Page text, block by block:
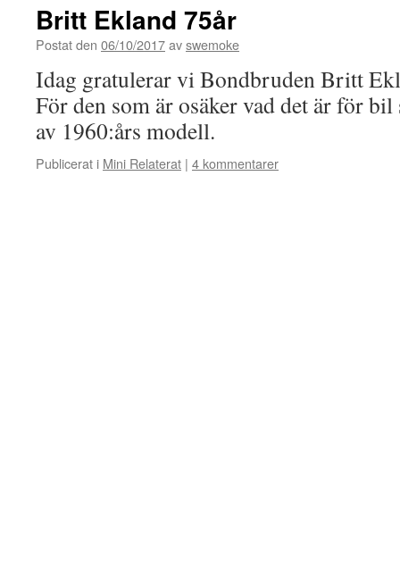
Britt Ekland 75år
Postat den 06/10/2017avswemoke
Idag gratulerar vi Bondbruden Britt
För den som är osäker vad det är för
av 1960:års modell.
Publicerat i Mini Relaterat | 4 kommentarer